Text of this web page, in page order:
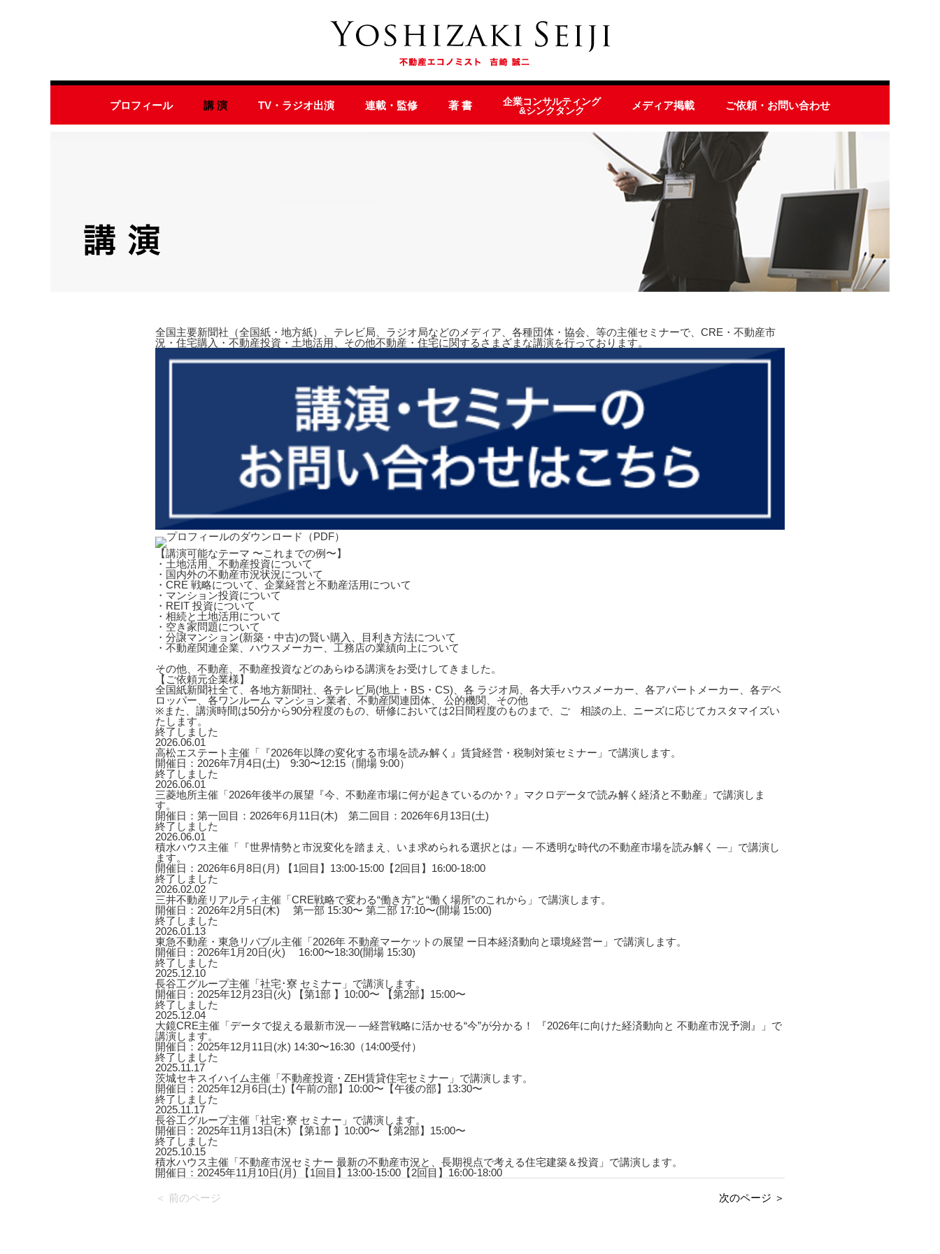
プロフィール 講 演 TV・ラジオ出演 連載・監修 著 書
企業コンサルティング
&シンクタンク
メディア掲載 ご依頼・お問い合わせ
全国主要新聞社（全国紙・地方紙）、テレビ局、ラジオ局などのメディア、各種団体・協会、等の主催セミナーで、CRE・不動産市
況・住宅購入・不動産投資・土地活用、その他不動産・住宅に関するさまざまな講演を行っております。
【講演可能なテーマ 〜これまでの例〜】
・土地活用、不動産投資について
・国内外の不動産市況状況について
・CRE 戦略について、企業経営と不動産活用について
・マンション投資について
・REIT 投資について
・相続と土地活用について
・空き家問題について
・分譲マンション(新築・中古)の賢い購入、目利き方法について
・不動産関連企業、ハウスメーカー、工務店の業績向上について
その他、不動産、不動産投資などのあらゆる講演をお受けしてきました。
【ご依頼元企業様】
全国紙新聞社全て、各地方新聞社、各テレビ局(地上・BS・CS)、各 ラジオ局、各大手ハウスメーカー、各アパートメーカー、各デベ
ロッパー、各ワンルーム マンション業者、不動産関連団体、 公的機関、その他
※また、講演時間は50分から90分程度のもの、研修においては2日間程度のものまで、ご゙相談の上、ニーズに応じてカスタマイズい
たします。
終了しました
2026.06.01
高松エステート主催「『2026年以降の変化する市場を読み解く』賃貸経営・税制対策セミナー」で講演します。
開催日：2026年7月4日(土) 9:30〜12:15（開場 9:00）
終了しました
2026.06.01
三菱地所主催「2026年後半の展望『今、不動産市場に何が起きているのか？』マクロデータで読み解く経済と不動産」で講演しま
す。
開催日：第一回目：2026年6月11日(木) 第二回目：2026年6月13日(土)
終了しました
2026.06.01
積水ハウス主催「『世界情勢と市況変化を踏まえ、いま求められる選択とは』― 不透明な時代の不動産市場を読み解く ―」で講演し
ます。
開催日：2026年6月8日(月) 【1回目】13:00-15:00【2回目】16:00-18:00
終了しました
2026.02.02
三井不動産リアルティ主催「CRE戦略で変わる“働き方”と“働く場所”のこれから」で講演します。
開催日：2026年2月5日(木) 第一部 15:30〜 第二部 17:10〜(開場 15:00)
終了しました
2026.01.13
東急不動産・東急リバブル主催「2026年 不動産マーケットの展望 ー日本経済動向と環境経営ー」で講演します。
開催日：2026年1月20日(火) 16:00〜18:30(開場 15:30)
終了しました
2025.12.10
長谷工グループ主催「社宅･寮 セミナー」で講演します。
開催日：2025年12月23日(火) 【第1部 】10:00〜 【第2部】15:00〜
終了しました
2025.12.04
大鏡CRE主催「データで捉える最新市況― ―経営戦略に活かせる“今”が分かる！ 『2026年に向けた経済動向と 不動産市況予測』」で
講演します。
開催日：2025年12月11日(水) 14:30〜16:30（14:00受付）
終了しました
2025.11.17
茨城セキスイハイム主催「不動産投資・ZEH賃貸住宅セミナー」で講演します。
開催日：2025年12月6日(土)【午前の部】10:00〜【午後の部】13:30〜
終了しました
2025.11.17
長谷工グループ主催「社宅･寮 セミナー」で講演します。
開催日：2025年11月13日(木) 【第1部 】10:00〜 【第2部】15:00〜
終了しました
2025.10.15
積水ハウス主催「不動産市況セミナー 最新の不動産市況と、長期視点で考える住宅建築＆投資」で講演します。
開催日：20245年11月10日(月) 【1回目】13:00-15:00【2回目】16:00-18:00
＜ 前のページ 次のページ ＞